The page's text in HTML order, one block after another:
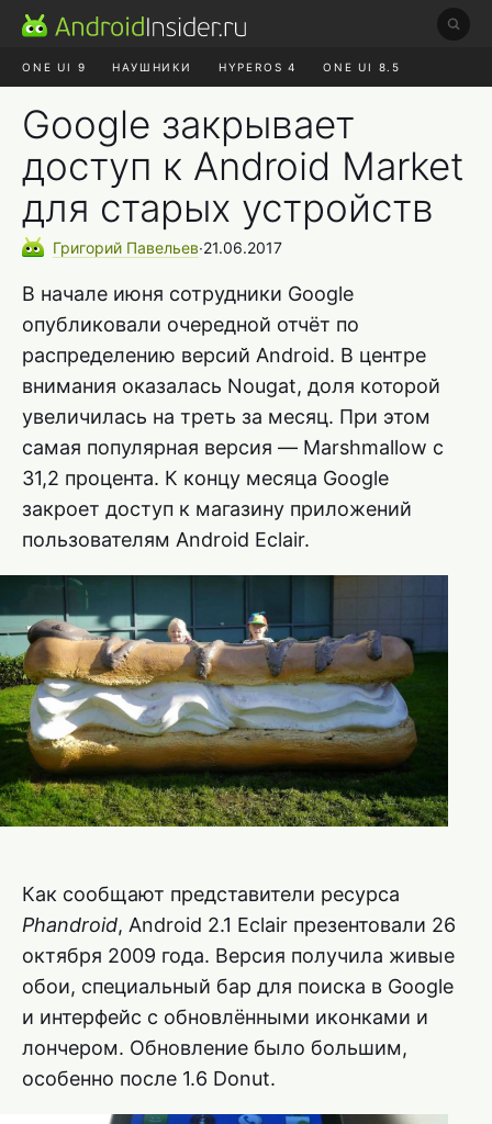
ONE UI 9 НАУШНИКИ HYPEROS 4 ONE UI 8.5
Google закрывает
доступ к Android Market
для старых устройств
Григорий Павельев∙21.06.2017
В начале июня сотрудники Google
опубликовали очередной отчёт по
распределению версий Android. В центре
внимания оказалась Nougat, доля которой
увеличилась на треть за месяц. При этом
самая популярная версия — Marshmallow с
31,2 процента. К концу месяца Google
закроет доступ к магазину приложений
пользователям Android Eclair.
Как сообщают представители ресурса
Phandroid, Android 2.1 Eclair презентовали 26
октября 2009 года. Версия получила живые
обои, специальный бар для поиска в Google
и интерфейс с обновлёнными иконками и
лончером. Обновление было большим,
особенно после 1.6 Donut.